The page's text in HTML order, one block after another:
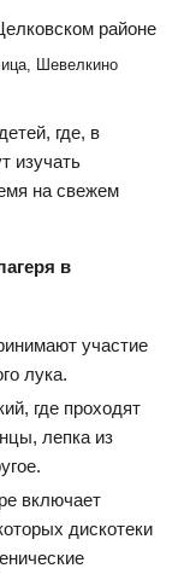
Шевелкино
где, в
изучать
на свежем
в
участие
лука.
где проходят
лепка из
включает
дискотеки